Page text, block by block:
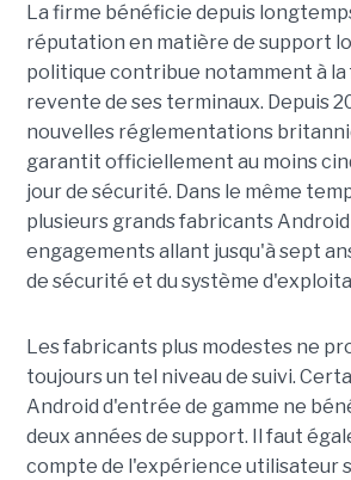
La firme bénéficie depuis
réputation en matière de support
politique contribue notamment à
revente de ses terminaux. Depuis
nouvelles réglementations
garantit officiellement au moins
jour de sécurité. Dans le même
plusieurs grands fabricants
engagements allant jusqu'à sept
de sécurité et du système
Les fabricants plus modestes ne
toujours un tel niveau de suivi.
Android d'entrée de gamme ne
deux années de support. Il faut
compte de l'expérience utilisateur